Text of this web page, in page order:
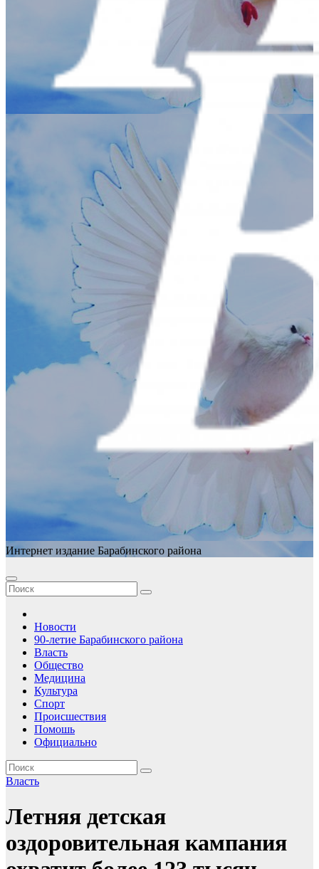
Интернет издание Барабинского района
Новости
90-летие Барабинского района
Власть
Общество
Медицина
Культура
Спорт
Происшествия
Помошь
Официально
Власть
Летняя детская
оздоровительная кампания